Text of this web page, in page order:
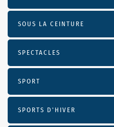
SOUS LA CEINTURE
SPECTACLES
SPORT
SPORTS D'HIVER